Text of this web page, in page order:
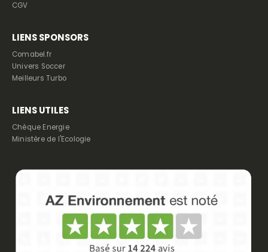
CGV
LIENS SPONSORS
Comabel.fr
Univers Soccer
Meilleurs Turbo
LIENS UTILES
Chèque Energie
Ministère de l'Ecologie